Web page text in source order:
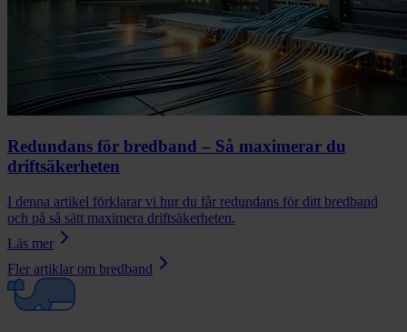
Redundans för bredband – Så maximerar du
driftsäkerheten
I denna artikel förklarar vi hur du får redundans för ditt bredband
och på så sätt maximera driftsäkerheten.
Läs mer
Fler artiklar om bredband